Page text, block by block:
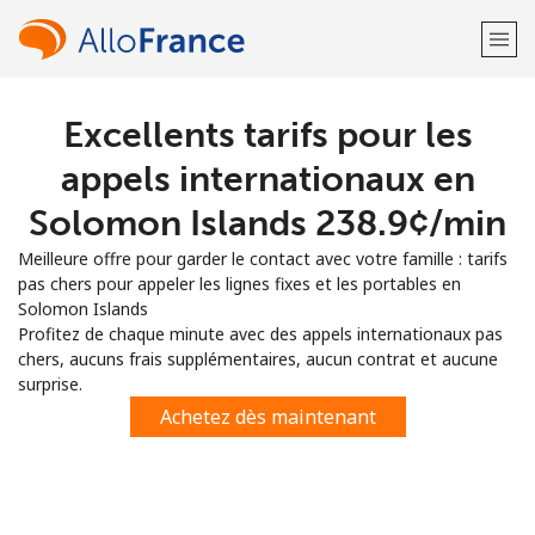
Bienvenue!
Vous avez déjà un compte?
S'enregistrer avec
ou
Excellents tarifs pour les
appels internationaux en
Solomon Islands ⁦238.9¢⁩/min
Meilleure offre pour garder le contact avec votre famille : tarifs
pas chers pour appeler les lignes fixes et les portables en
Solomon Islands
Profitez de chaque minute avec des appels internationaux pas
chers, aucuns frais supplémentaires, aucun contrat et aucune
surprise.
Achetez dès maintenant